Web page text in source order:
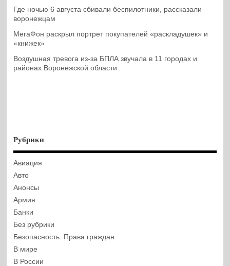
Где ночью 6 августа сбивали беспилотники, рассказали
воронежцам
МегаФон раскрыл портрет покупателей «раскладушек» и
«книжек»
Воздушная тревога из-за БПЛА звучала в 11 городах и
районах Воронежской области
Рубрики
Авиация
Авто
Анонсы
Армия
Банки
Без рубрики
Безопасность. Права граждан
В мире
В России